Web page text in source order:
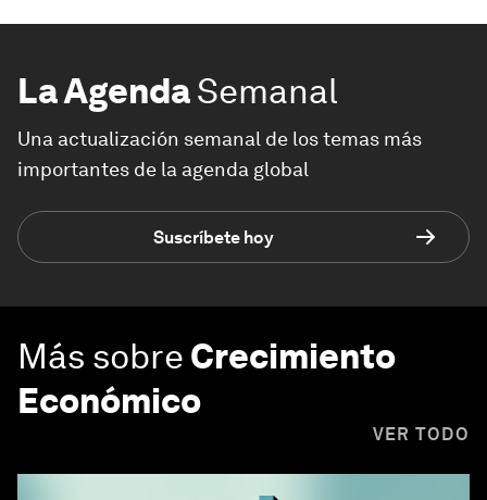
La AgendaSemanal
Una actualización semanal de los temas más
importantes de la agenda global
Suscríbete hoy
Más sobre Crecimiento
Económico
VER TODO